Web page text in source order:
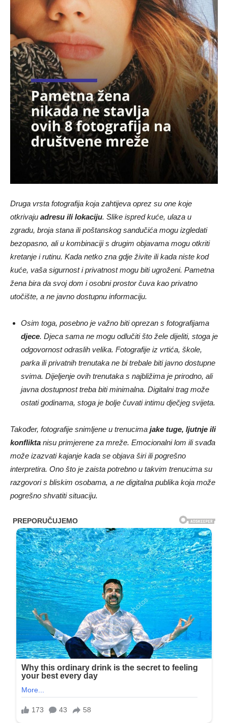
Druga vrsta fotografija koja zahtijeva oprez su one koje
otkrivaju adresu ili lokaciju. Slike ispred kuće, ulaza u
zgradu, broja stana ili poštanskog sandučića mogu izgledati
bezopasno, ali u kombinaciji s drugim objavama mogu otkriti
kretanje i rutinu. Kada netko zna gdje živite ili kada niste kod
kuće, vaša sigurnost i privatnost mogu biti ugroženi. Pametna
žena bira da svoj dom i osobni prostor čuva kao privatno
utočište, a ne javno dostupnu informaciju.
Osim toga, posebno je važno biti oprezan s fotografijama
djece. Djeca sama ne mogu odlučiti što žele dijeliti, stoga je
odgovornost odraslih velika. Fotografije iz vrtića, škole,
parka ili privatnih trenutaka ne bi trebale biti javno dostupne
svima. Dijeljenje ovih trenutaka s najbližima je prirodno, ali
javna dostupnost treba biti minimalna. Digitalni trag može
ostati godinama, stoga je bolje čuvati intimu dječjeg svijeta.
Također, fotografije snimljene u trenucima jake tuge, ljutnje ili
konflikta nisu primjerene za mreže. Emocionalni lom ili svađa
može izazvati kajanje kada se objava širi ili pogrešno
interpretira. Ono što je zaista potrebno u takvim trenucima su
razgovori s bliskim osobama, a ne digitalna publika koja može
pogrešno shvatiti situaciju.